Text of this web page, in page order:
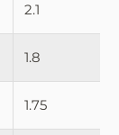
2.1
1.8
1.75